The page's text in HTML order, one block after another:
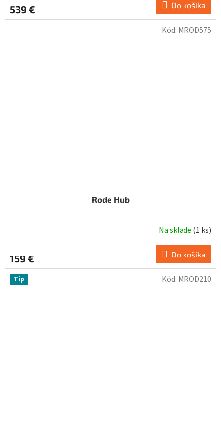
539 € Do košíka
Rode Hub
Na sklade (1 ks)
159 € Do košíka
Kód: MROD575
Tip Kód: MROD210